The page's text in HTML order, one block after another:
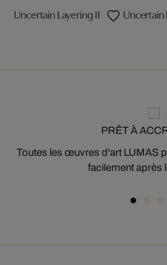
Uncertain Layering II Uncertain
PRÊT À
Toutes les œuvres d'art LUMAS
facilement après